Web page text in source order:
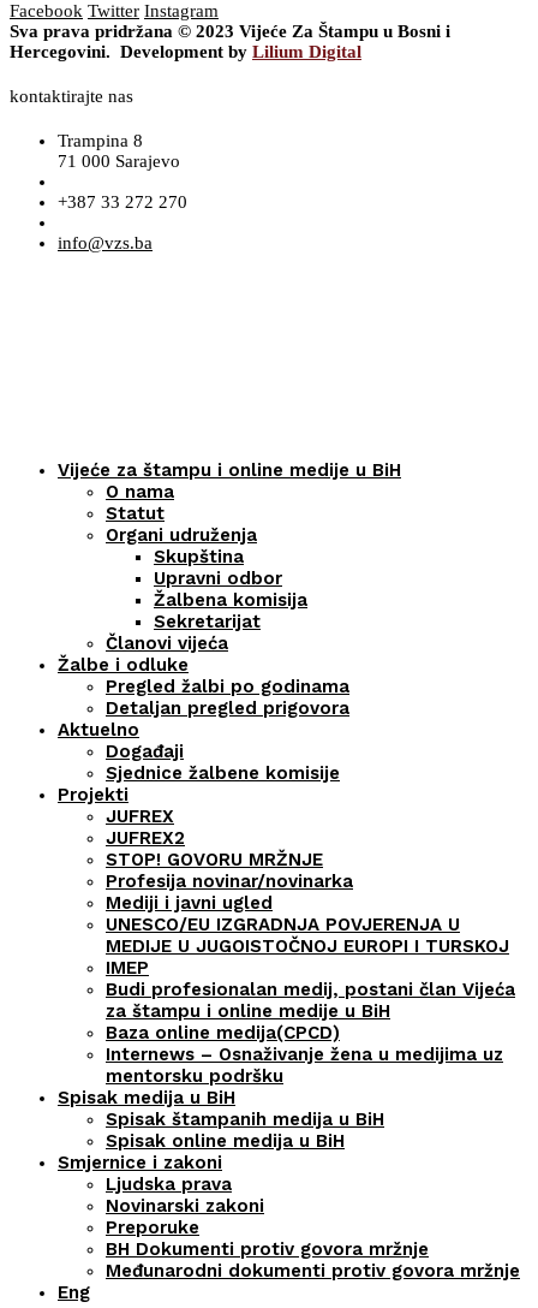
Facebook Twitter Instagram
Sva prava pridržana © 2023 Vijeće Za Štampu u Bosni i
Hercegovini. Development by Lilium Digital
kontaktirajte nas
Trampina 8
71 000 Sarajevo
+387 33 272 270
info@vzs.ba
Vijeće za štampu i online medije u BiH
O nama
Statut
Organi udruženja
Skupština
Upravni odbor
Žalbena komisija
Sekretarijat
Članovi vijeća
Žalbe i odluke
Pregled žalbi po godinama
Detaljan pregled prigovora
Aktuelno
Događaji
Sjednice žalbene komisije
Projekti
JUFREX
JUFREX2
STOP! GOVORU MRŽNJE
Profesija novinar/novinarka
Mediji i javni ugled
UNESCO/EU IZGRADNJA POVJERENJA U
MEDIJE U JUGOISTOČNOJ EUROPI I TURSKOJ
IMEP
Budi profesionalan medij, postani član Vijeća
za štampu i online medije u BiH
Baza online medija(CPCD)
Internews – Osnaživanje žena u medijima uz
mentorsku podršku
Spisak medija u BiH
Spisak štampanih medija u BiH
Spisak online medija u BiH
Smjernice i zakoni
Ljudska prava
Novinarski zakoni
Preporuke
BH Dokumenti protiv govora mržnje
Međunarodni dokumenti protiv govora mržnje
Eng